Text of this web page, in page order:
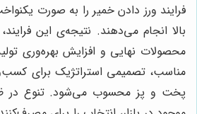
فرایند ورز دادن خمیر را به صورت
بالا انجام می‌دهند. نتیجه‌ی این
محصولات نهایی و افزایش بهره‌وری
مناسب، تصمیمی استراتژیک برای
پخت و پز محسوب می‌شود. تنوع در